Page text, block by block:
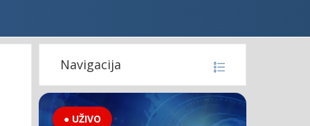
Navigacija
● UŽIVO